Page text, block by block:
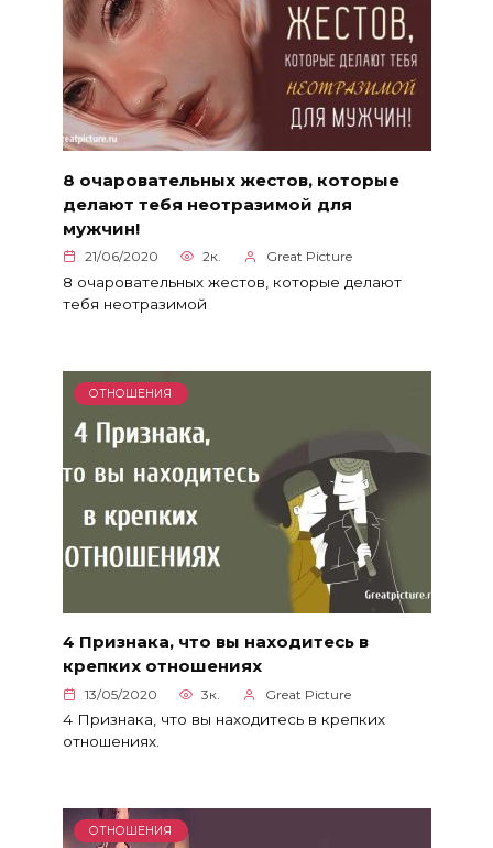
8 очаровательных жестов, которые
делают тебя неотразимой для
мужчин!
21/06/2020 2к. Great Picture
8 очаровательных жестов, которые делают
тебя неотразимой
ОТНОШЕНИЯ
4 Признака, что вы находитесь в
крепких отношениях
13/05/2020 3к. Great Picture
4 Признака, что вы находитесь в крепких
отношениях.
ОТНОШЕНИЯ